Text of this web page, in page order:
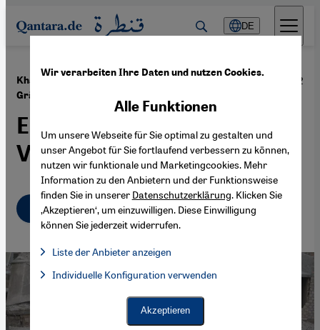
Direkt zum Inhalt springen
DE
Khaled Khalifas Roman „Keiner betete an ihren
Gräbern“
·12.06.2022
Erinnerung an die kulturelle
Vielfalt Syriens
Deutsch English عربي
Wir verarbeiten Ihre Daten und nutzen Cookies.
Alle Funktionen
Um unsere Webseite für Sie optimal zu gestalten und
unser Angebot für Sie fortlaufend verbessern zu können,
nutzen wir funktionale und Marketingcookies. Mehr
Information zu den Anbietern und der Funktionsweise
finden Sie in unserer Datenschutzerklärung. Klicken Sie
‚Akzeptieren‘, um einzuwilligen. Diese Einwilligung
können Sie jederzeit widerrufen.
Liste der Anbieter anzeigen
Facebook Embed / Facebook Connect, Google Maps Embed,
Facebook Embed / Facebook Connect
Individuelle Konfiguration verwenden
Akzeptieren